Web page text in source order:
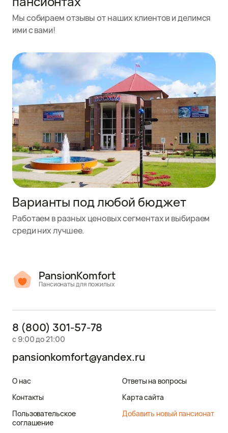
Мы собираем отзывы от наших клиентов и делимся
ими с вами!
Варианты под любой бюджет
Работаем в разных ценовых сегментах и выбираем
среди них лучшее.
PansionKomfort
Пансионаты для пожилых
8 (800) 301-57-78
с 9:00 до 21:00
pansionkomfort@yandex.ru
О нас
Контакты
Пользовательское
соглашение
Ответы на вопросы
Карта сайта
Добавить новый пансионат